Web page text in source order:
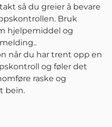
så du greier å bevare
Bruk
hjelpemiddel og
når du har trent opp en
og føler det
raske og
bein.